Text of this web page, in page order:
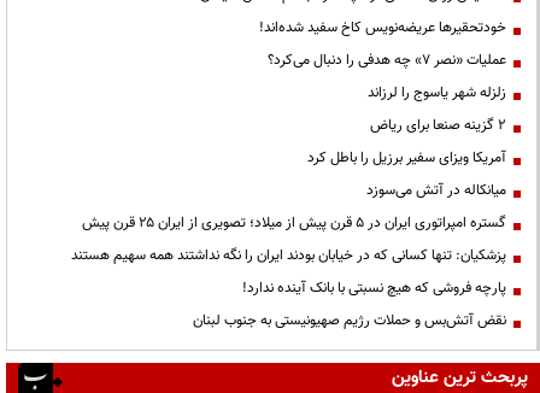
خودتحقیرها عریضه‌نویس کاخ سفید شده‌اند!
عملیات «نصر ۷» چه هدفی را دنبال می‌کرد؟
زلزله شهر یاسوج را لرزاند
۲ گزینه صنعا برای ریاض
آمریکا ویزای سفیر برزیل را باطل کرد
میانکاله در آتش می‌سوزد
گستره امپراتوری ایران در ۵ قرن پیش از میلاد؛ تصویری از ایران ۲۵ قرن پیش
پزشکیان: تنها کسانی که در خیابان بودند ایران را نگه نداشتند همه سهیم هستند
پارچه فروشی که هیچ نسبتی با بانک آینده ندارد!
نقض آتش‌بس و حملات رژیم صهیونیستی به جنوب لبنان
پربحث ترین عناوین